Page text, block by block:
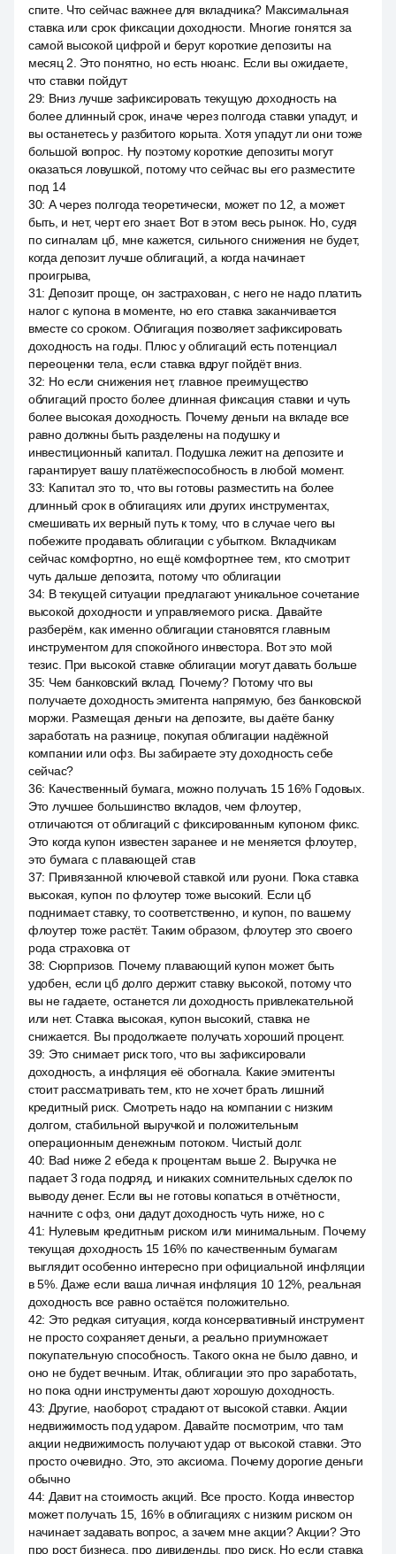
спите. Что сейчас важнее для вкладчика? Максимальная
ставка или срок фиксации доходности. Многие гонятся за
самой высокой цифрой и берут короткие депозиты на
месяц 2. Это понятно, но есть нюанс. Если вы ожидаете,
что ставки пойдут
29: Вниз лучше зафиксировать текущую доходность на
более длинный срок, иначе через полгода ставки упадут, и
вы останетесь у разбитого корыта. Хотя упадут ли они тоже
большой вопрос. Ну поэтому короткие депозиты могут
оказаться ловушкой, потому что сейчас вы его разместите
под 14
30: А через полгода теоретически, может по 12, а может
быть, и нет, черт его знает. Вот в этом весь рынок. Но, судя
по сигналам цб, мне кажется, сильного снижения не будет,
когда депозит лучше облигаций, а когда начинает
проигрыва,
31: Депозит проще, он застрахован, с него не надо платить
налог с купона в моменте, но его ставка заканчивается
вместе со сроком. Облигация позволяет зафиксировать
доходность на годы. Плюс у облигаций есть потенциал
переоценки тела, если ставка вдруг пойдёт вниз.
32: Но если снижения нет, главное преимущество
облигаций просто более длинная фиксация ставки и чуть
более высокая доходность. Почему деньги на вкладе все
равно должны быть разделены на подушку и
инвестиционный капитал. Подушка лежит на депозите и
гарантирует вашу платёжеспособность в любой момент.
33: Капитал это то, что вы готовы разместить на более
длинный срок в облигациях или других инструментах,
смешивать их верный путь к тому, что в случае чего вы
побежите продавать облигации с убытком. Вкладчикам
сейчас комфортно, но ещё комфортнее тем, кто смотрит
чуть дальше депозита, потому что облигации
34: В текущей ситуации предлагают уникальное сочетание
высокой доходности и управляемого риска. Давайте
разберём, как именно облигации становятся главным
инструментом для спокойного инвестора. Вот это мой
тезис. При высокой ставке облигации могут давать больше
35: Чем банковский вклад. Почему? Потому что вы
получаете доходность эмитента напрямую, без банковской
моржи. Размещая деньги на депозите, вы даёте банку
заработать на разнице, покупая облигации надёжной
компании или офз. Вы забираете эту доходность себе
сейчас?
36: Качественный бумага, можно получать 15 16% Годовых.
Это лучшее большинство вкладов, чем флоутер,
отличаются от облигаций с фиксированным купоном фикс.
Это когда купон известен заранее и не меняется флоутер,
это бумага с плавающей став
37: Привязанной ключевой ставкой или руони. Пока ставка
высокая, купон по флоутер тоже высокий. Если цб
поднимает ставку, то соответственно, и купон, по вашему
флоутер тоже растёт. Таким образом, флоутер это своего
рода страховка от
38: Сюрпризов. Почему плавающий купон может быть
удобен, если цб долго держит ставку высокой, потому что
вы не гадаете, останется ли доходность привлекательной
или нет. Ставка высокая, купон высокий, ставка не
снижается. Вы продолжаете получать хороший процент.
39: Это снимает риск того, что вы зафиксировали
доходность, а инфляция её обогнала. Какие эмитенты
стоит рассматривать тем, кто не хочет брать лишний
кредитный риск. Смотреть надо на компании с низким
долгом, стабильной выручкой и положительным
операционным денежным потоком. Чистый долг.
40: Bad ниже 2 ебеда к процентам выше 2. Выручка не
падает 3 года подряд, и никаких сомнительных сделок по
выводу денег. Если вы не готовы копаться в отчётности,
начните с офз, они дадут доходность чуть ниже, но с
41: Нулевым кредитным риском или минимальным. Почему
текущая доходность 15 16% по качественным бумагам
выглядит особенно интересно при официальной инфляции
в 5%. Даже если ваша личная инфляция 10 12%, реальная
доходность все равно остаётся положительно.
42: Это редкая ситуация, когда консервативный инструмент
не просто сохраняет деньги, а реально приумножает
покупательную способность. Такого окна не было давно, и
оно не будет вечным. Итак, облигации это про заработать,
но пока одни инструменты дают хорошую доходность.
43: Другие, наоборот, страдают от высокой ставки. Акции
недвижимость под ударом. Давайте посмотрим, что там
акции недвижимость получают удар от высокой ставки. Это
просто очевидно. Это, это аксиома. Почему дорогие деньги
обычно
44: Давит на стоимость акций. Все просто. Когда инвестор
может получать 15, 16% в облигациях с низким риском он
начинает задавать вопрос, а зачем мне акции? Акции? Это
про рост бизнеса, про дивиденды, про риск. Но если ставка